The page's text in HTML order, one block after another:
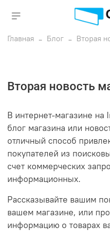
Главная Блог Вторая
Вторая новость
В интернет-магазине
блог магазина или
отличный способ
покупателей из
счет коммерческих
информационных.
Рассказывайте вашим
вашем магазине, или
информацию о товарах